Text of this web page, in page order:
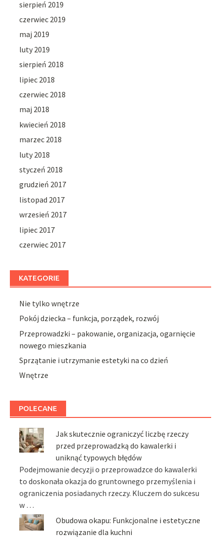
sierpień 2019
czerwiec 2019
maj 2019
luty 2019
sierpień 2018
lipiec 2018
czerwiec 2018
maj 2018
kwiecień 2018
marzec 2018
luty 2018
styczeń 2018
grudzień 2017
listopad 2017
wrzesień 2017
lipiec 2017
czerwiec 2017
KATEGORIE
Nie tylko wnętrze
Pokój dziecka – funkcja, porządek, rozwój
Przeprowadzki – pakowanie, organizacja, ogarnięcie
nowego mieszkania
Sprzątanie i utrzymanie estetyki na co dzień
Wnętrze
POLECANE
Jak skutecznie ograniczyć liczbę rzeczy
przed przeprowadzką do kawalerki i
uniknąć typowych błędów
Podejmowanie decyzji o przeprowadzce do kawalerki
to doskonała okazja do gruntownego przemyślenia i
ograniczenia posiadanych rzeczy. Kluczem do sukcesu
w …
Obudowa okapu: Funkcjonalne i estetyczne
rozwiązanie dla kuchni